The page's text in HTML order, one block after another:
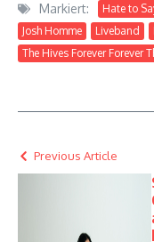
Markiert: Hate to
Josh Homme
Liveband
The Hives Forever Forever
Previous Article